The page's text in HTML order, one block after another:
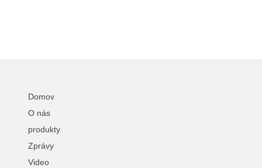
Domov
O nás
produkty
Zprávy
Video